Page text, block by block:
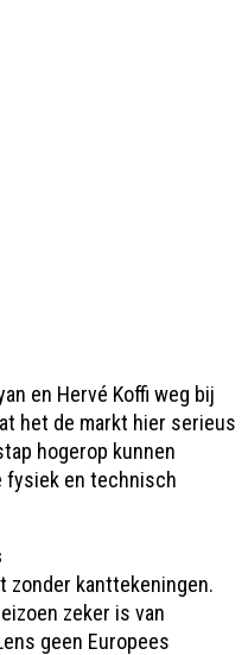
en Hervé Koffi weg bij
het de markt hier serieus
hogerop kunnen
fysiek en technisch
zonder kanttekeningen.
zeker is van
geen Europees